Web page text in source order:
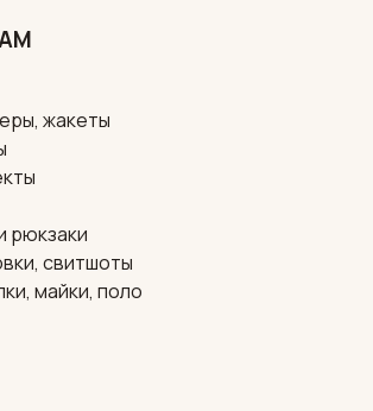
жакеты
рюкзаки
свитшоты
майки, поло